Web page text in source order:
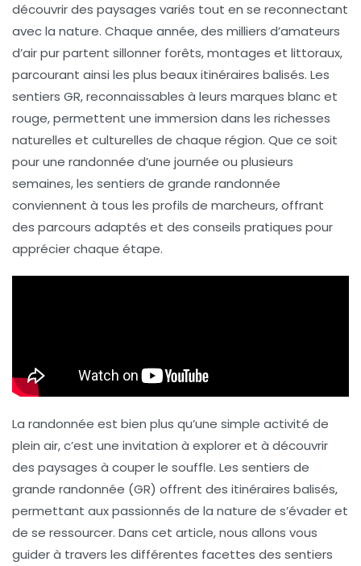
découvrir des paysages variés tout en se reconnectant
avec la nature. Chaque année, des milliers d’amateurs
d’air pur partent sillonner forêts, montages et littoraux,
parcourant ainsi les plus beaux itinéraires balisés. Les
sentiers GR, reconnaissables à leurs marques blanc et
rouge, permettent une immersion dans les richesses
naturelles et culturelles de chaque région. Que ce soit
pour une randonnée d’une journée ou plusieurs
semaines, les sentiers de grande randonnée
conviennent à tous les profils de marcheurs, offrant
des parcours adaptés et des conseils pratiques pour
apprécier chaque étape.
La randonnée est bien plus qu’une simple activité de
plein air, c’est une invitation à explorer et à découvrir
des paysages à couper le souffle. Les sentiers de
grande randonnée (GR) offrent des itinéraires balisés,
permettant aux passionnés de la nature de s’évader et
de se ressourcer. Dans cet article, nous allons vous
guider à travers les différentes facettes des sentiers